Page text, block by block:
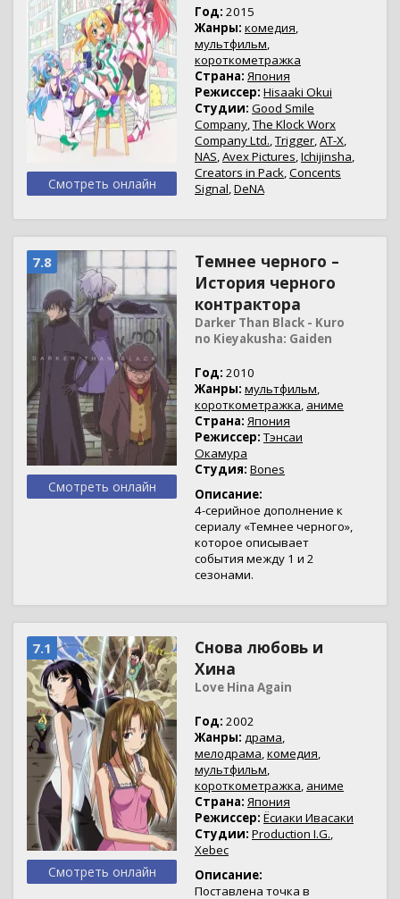
Смотреть онлайн
Год: 2015
Жанры: комедия,
мультфильм,
короткометражка
Страна: Япония
Режиссер: Hisaaki Okui
Студии: Good Smile
Company,The Klock Worx
Company Ltd.,Trigger,AT-X,
NAS,Avex Pictures,Ichijinsha,
Creators in Pack,Concents
Signal,DeNA
7.8
Смотреть онлайн
Темнее черного –
История черного
контрактора
Darker Than Black - Kuro
no Kieyakusha: Gaiden
Год: 2010
Жанры: мультфильм,
короткометражка, аниме
Страна: Япония
Режиссер: Тэнсаи
Окамура
Студия: Bones
Описание:
4-серийное дополнение к
сериалу «Темнее черного»,
которое описывает
события между 1 и 2
сезонами.
7.1
Смотреть онлайн
Снова любовь и
Хина
Love Hina Again
Год: 2002
Жанры: драма,
мелодрама,комедия,
мультфильм,
короткометражка, аниме
Страна: Япония
Режиссер: Ёсиаки Ивасаки
Студии: Production I.G.,
Xebec
Описание:
Поставлена точка в